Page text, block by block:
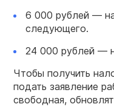
6 000 рублей —
следующего.
24 000 рублей —
Чтобы получить
подать заявление
свободная,